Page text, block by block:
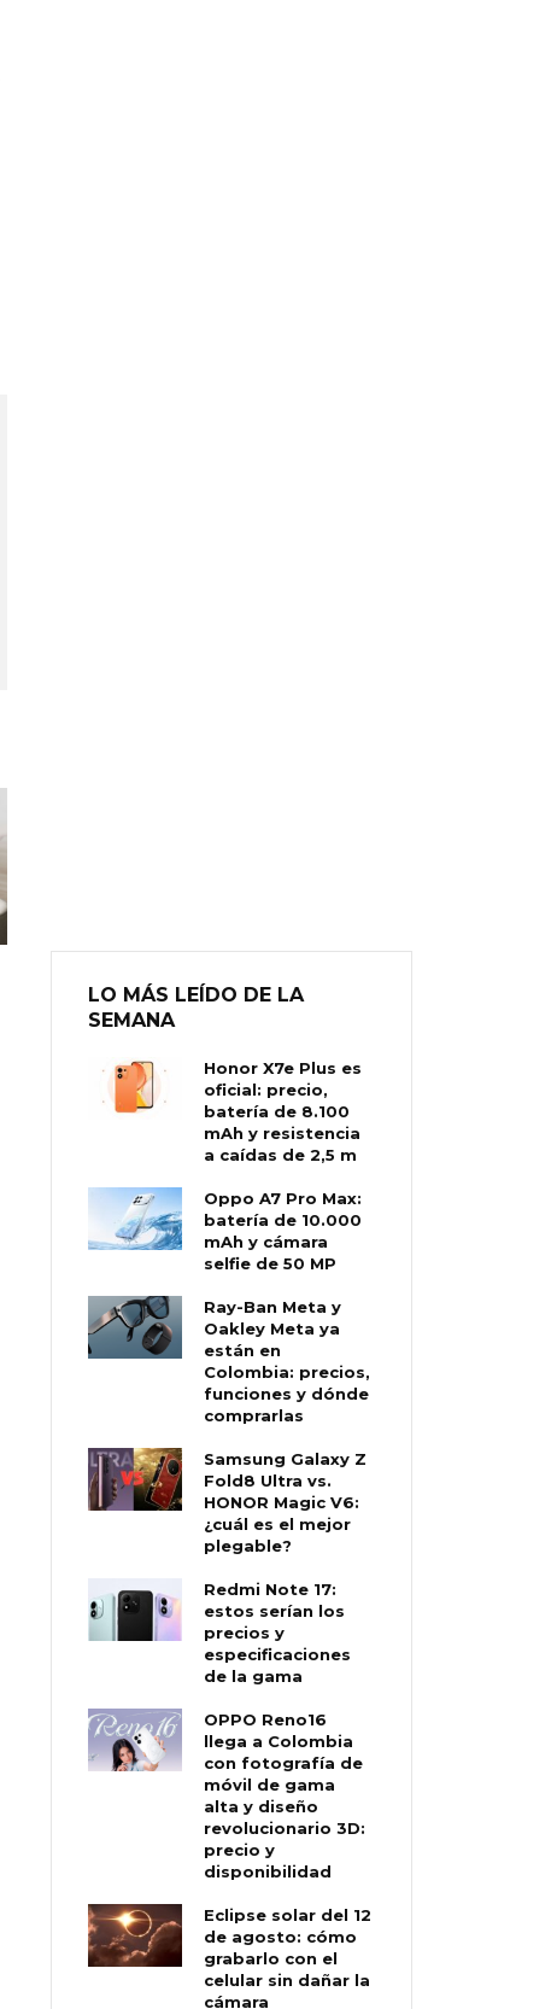
LO MÁS LEÍDO DE LA
SEMANA
Honor X7e Plus es
oficial: precio,
batería de 8.100
mAh y resistencia
a caídas de 2,5 m
Oppo A7 Pro Max:
batería de 10.000
mAh y cámara
selfie de 50 MP
Ray-Ban Meta y
Oakley Meta ya
están en
Colombia: precios,
funciones y dónde
comprarlas
Samsung Galaxy Z
Fold8 Ultra vs.
HONOR Magic V6:
¿cuál es el mejor
plegable?
Redmi Note 17:
estos serían los
precios y
especificaciones
de la gama
OPPO Reno16
llega a Colombia
con fotografía de
móvil de gama
alta y diseño
revolucionario 3D:
precio y
disponibilidad
Eclipse solar del 12
de agosto: cómo
grabarlo con el
celular sin dañar la
cámara